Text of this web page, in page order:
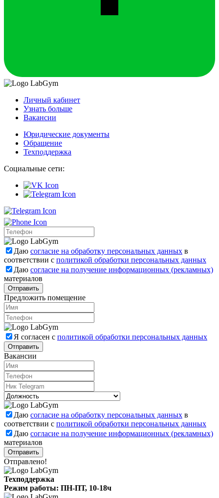
Личный кабинет
Узнать больше
Вакансии
Юридические документы
Обращение
Техподдержка
Социальные сети:
Даю согласие на обработку персональных данных в
соответствии с политикой обработки персональных данных
Даю согласие на получение информационных (рекламных)
материалов
Отправить
Предложить помещение
Я согласен с политикой обработки персональных данных
Отправить
Вакансии
Даю согласие на обработку персональных данных в
соответствии с политикой обработки персональных данных
Даю согласие на получение информационных (рекламных)
материалов
Отправлено!
Техподдержка
Режим работы: ПН-ПТ, 10-18ч